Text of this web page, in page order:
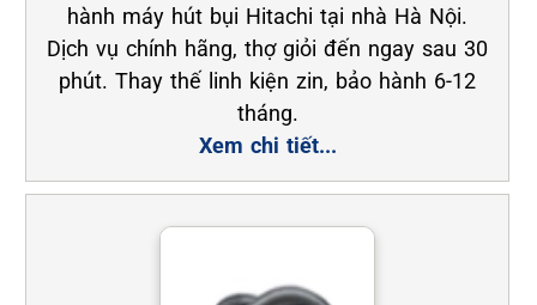
hành máy hút bụi Hitachi tại nhà Hà Nội.
Dịch vụ chính hãng, thợ giỏi đến ngay sau 30
phút. Thay thế linh kiện zin, bảo hành 6-12
tháng.
Xem chi tiết...